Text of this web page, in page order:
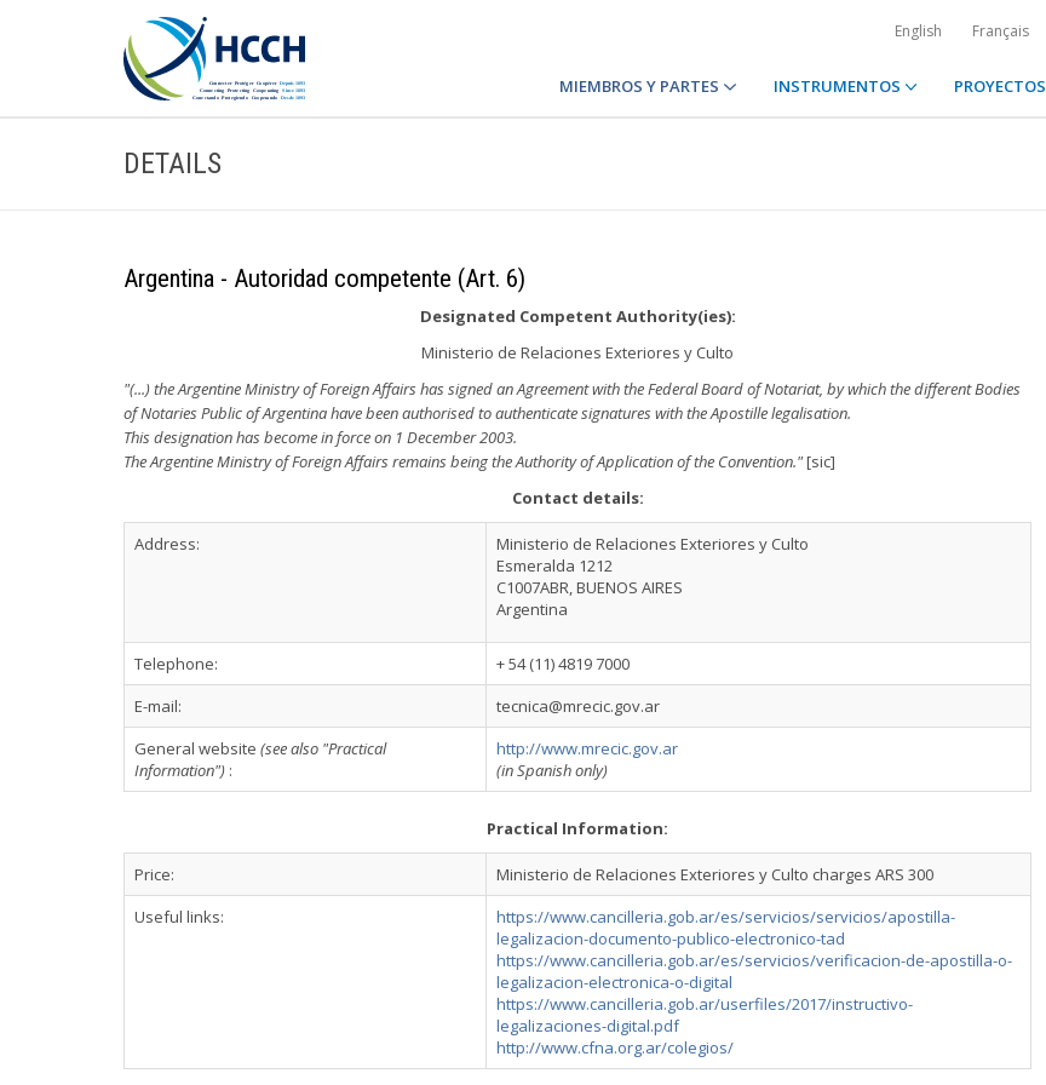
English Français
MIEMBROS Y PARTES INSTRUMENTOS PROYECTOS
DETAILS
Argentina - Autoridad competente (Art. 6)
Designated Competent Authority(ies):
Ministerio de Relaciones Exteriores y Culto
"(...) the Argentine Ministry of Foreign Affairs has signed an Agreement with the Federal Board of Notariat, by which the different Bodies
of Notaries Public of Argentina have been authorised to authenticate signatures with the Apostille legalisation.
This designation has become in force on 1 December 2003.
The Argentine Ministry of Foreign Affairs remains being the Authority of Application of the Convention."[sic]
Contact details:
Address:
Ministerio de Relaciones Exteriores y Culto
Esmeralda 1212
C1007ABR, BUENOS AIRES
Argentina
Telephone:
+ 54 (11) 4819 7000
E-mail:
tecnica@mrecic.gov.ar
General website (see also "Practical
Information") :
http://www.mrecic.gov.ar
(in Spanish only)
Practical Information:
Price:
Ministerio de Relaciones Exteriores y Culto charges ARS 300
Useful links:
https://www.cancilleria.gob.ar/es/servicios/servicios/apostilla-
legalizacion-documento-publico-electronico-tad
https://www.cancilleria.gob.ar/es/servicios/verificacion-de-apostilla-o-
legalizacion-electronica-o-digital
https://www.cancilleria.gob.ar/userfiles/2017/instructivo-
legalizaciones-digital.pdf
http://www.cfna.org.ar/colegios/